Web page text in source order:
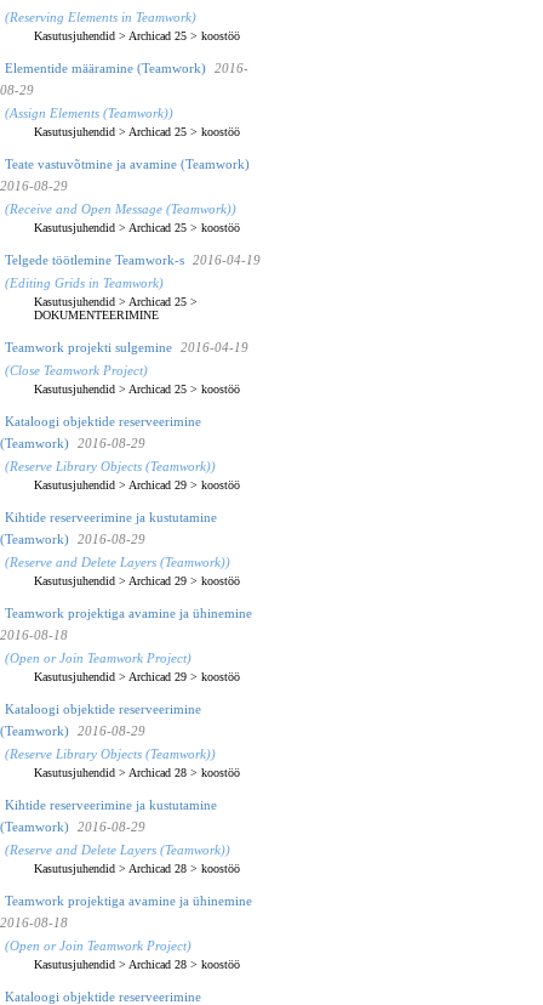
(Reserving Elements in Teamwork)
Kasutusjuhendid > Archicad 25 > koostöö
Elementide määramine (Teamwork)
2016-
08-29
(Assign Elements (Teamwork))
Kasutusjuhendid > Archicad 25 > koostöö
Teate vastuvõtmine ja avamine (Teamwork)
2016-08-29
(Receive and Open Message (Teamwork))
Kasutusjuhendid > Archicad 25 > koostöö
Telgede töötlemine Teamwork-s
2016-04-19
(Editing Grids in Teamwork)
Kasutusjuhendid > Archicad 25 >
DOKUMENTEERIMINE
Teamwork projekti sulgemine
2016-04-19
(Close Teamwork Project)
Kasutusjuhendid > Archicad 25 > koostöö
Kataloogi objektide reserveerimine
(Teamwork)
2016-08-29
(Reserve Library Objects (Teamwork))
Kasutusjuhendid > Archicad 29 > koostöö
Kihtide reserveerimine ja kustutamine
(Teamwork)
2016-08-29
(Reserve and Delete Layers (Teamwork))
Kasutusjuhendid > Archicad 29 > koostöö
Teamwork projektiga avamine ja ühinemine
2016-08-18
(Open or Join Teamwork Project)
Kasutusjuhendid > Archicad 29 > koostöö
Kataloogi objektide reserveerimine
(Teamwork)
2016-08-29
(Reserve Library Objects (Teamwork))
Kasutusjuhendid > Archicad 28 > koostöö
Kihtide reserveerimine ja kustutamine
(Teamwork)
2016-08-29
(Reserve and Delete Layers (Teamwork))
Kasutusjuhendid > Archicad 28 > koostöö
Teamwork projektiga avamine ja ühinemine
2016-08-18
(Open or Join Teamwork Project)
Kasutusjuhendid > Archicad 28 > koostöö
Kataloogi objektide reserveerimine